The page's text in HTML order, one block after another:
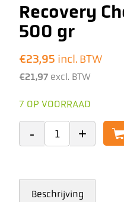
Recovery
500 gr
€23,95 incl. BTW
€21,97 excl. BTW
7 OP VOORRAAD
Beschrijving